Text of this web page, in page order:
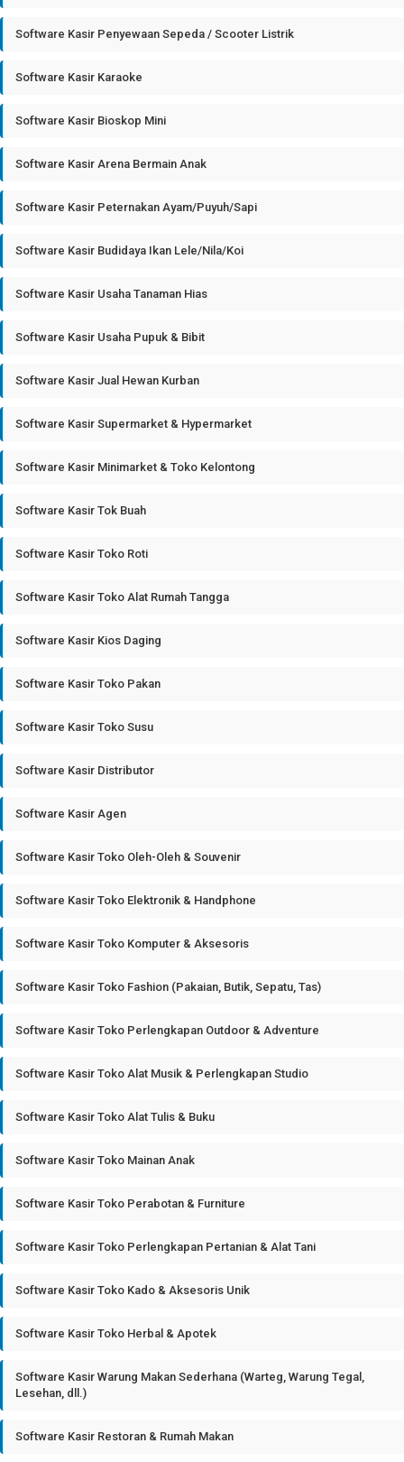
Software Kasir Penyewaan Sepeda / Scooter Listrik
Software Kasir Karaoke
Software Kasir Bioskop Mini
Software Kasir Arena Bermain Anak
Software Kasir Peternakan Ayam/Puyuh/Sapi
Software Kasir Budidaya Ikan Lele/Nila/Koi
Software Kasir Usaha Tanaman Hias
Software Kasir Usaha Pupuk & Bibit
Software Kasir Jual Hewan Kurban
Software Kasir Supermarket & Hypermarket
Software Kasir Minimarket & Toko Kelontong
Software Kasir Tok Buah
Software Kasir Toko Roti
Software Kasir Toko Alat Rumah Tangga
Software Kasir Kios Daging
Software Kasir Toko Pakan
Software Kasir Toko Susu
Software Kasir Distributor
Software Kasir Agen
Software Kasir Toko Oleh-Oleh & Souvenir
Software Kasir Toko Elektronik & Handphone
Software Kasir Toko Komputer & Aksesoris
Software Kasir Toko Fashion (Pakaian, Butik, Sepatu, Tas)
Software Kasir Toko Perlengkapan Outdoor & Adventure
Software Kasir Toko Alat Musik & Perlengkapan Studio
Software Kasir Toko Alat Tulis & Buku
Software Kasir Toko Mainan Anak
Software Kasir Toko Perabotan & Furniture
Software Kasir Toko Perlengkapan Pertanian & Alat Tani
Software Kasir Toko Kado & Aksesoris Unik
Software Kasir Toko Herbal & Apotek
Software Kasir Warung Makan Sederhana (Warteg, Warung Tegal,
Lesehan, dll.)
Software Kasir Restoran & Rumah Makan